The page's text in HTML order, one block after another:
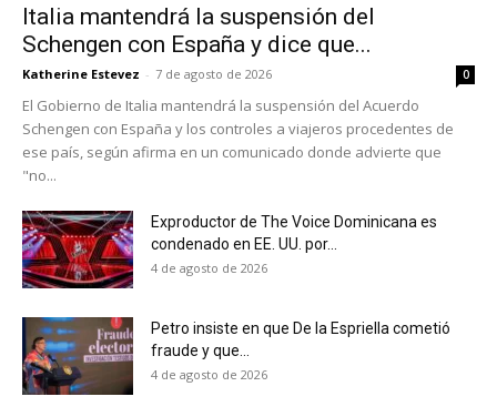
Italia mantendrá la suspensión del
Schengen con España y dice que...
Katherine Estevez - 7 de agosto de 2026 0
El Gobierno de Italia mantendrá la suspensión del Acuerdo
Schengen con España y los controles a viajeros procedentes de
ese país, según afirma en un comunicado donde advierte que
"no...
Exproductor de The Voice Dominicana es
condenado en EE. UU. por...
4 de agosto de 2026
Petro insiste en que De la Espriella cometió
fraude y que...
4 de agosto de 2026